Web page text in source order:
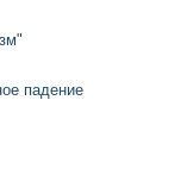
падение